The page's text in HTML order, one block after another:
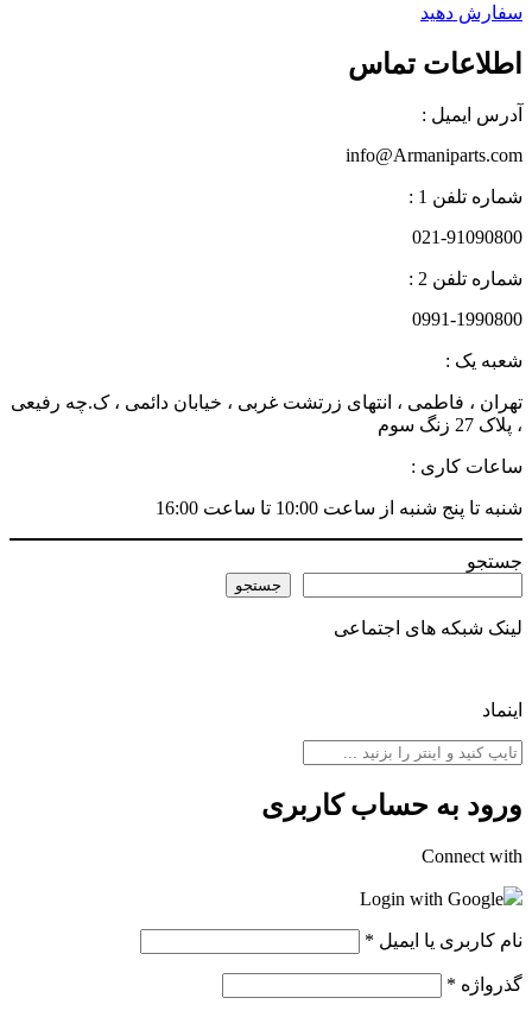
سفارش دهید
اطلاعات تماس
آدرس ایمیل :
info@Armaniparts.com
شماره تلفن 1 :
021-91090800
شماره تلفن 2 :
0991-1990800
شعبه یک :
تهران ، فاطمی ، انتهای زرتشت غربی ، خیابان دائمی ، ک.چه رفیعی
، پلاک 27 زنگ سوم
ساعات کاری :
شنبه تا پنج شنبه از ساعت 10:00 تا ساعت 16:00
جستجو
جستجو
لینک شبکه های اجتماعی
اینماد
ورود به حساب کاربری
Connect with
Login with Google
نام کاربری یا ایمیل *
گذرواژه *